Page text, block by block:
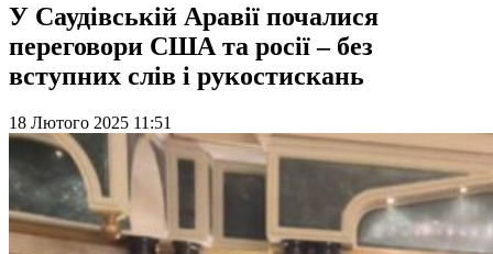
У Саудівській Аравії почалися
переговори США та росії – без
вступних слів і рукостискань
18 Лютого 2025 11:51